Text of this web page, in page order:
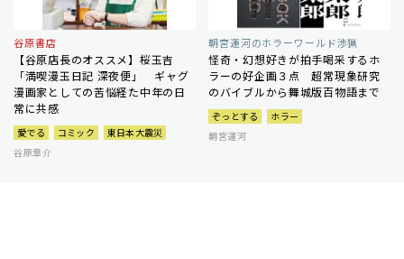
谷原書店
【谷原店長のオススメ】桜玉吉
「満喫漫玉日記 深夜便」 ギャグ
漫画家としての苦悩経た中年の日
常に共感
愛でる コミック
東日本大震災
谷原章介
朝宮運河のホラーワールド渉猟
怪奇・幻想好きが拍手喝采するホ
ラーの好企画３点 超常現象研究
のバイブルから舞城版百物語まで
ぞっとする
ホラー
朝宮運河